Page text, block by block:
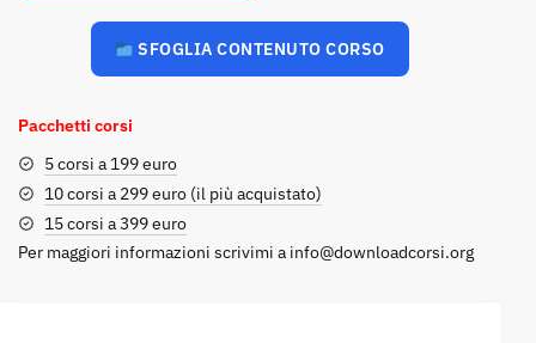
€39.00.€5.00.
SFOGLIA CONTENUTO CORSO
Pacchetti corsi
5 corsi a 199 euro
10 corsi a 299 euro (il più acquistato)
15 corsi a 399 euro
Per maggiori informazioni scrivimi a info@downloadcorsi.org